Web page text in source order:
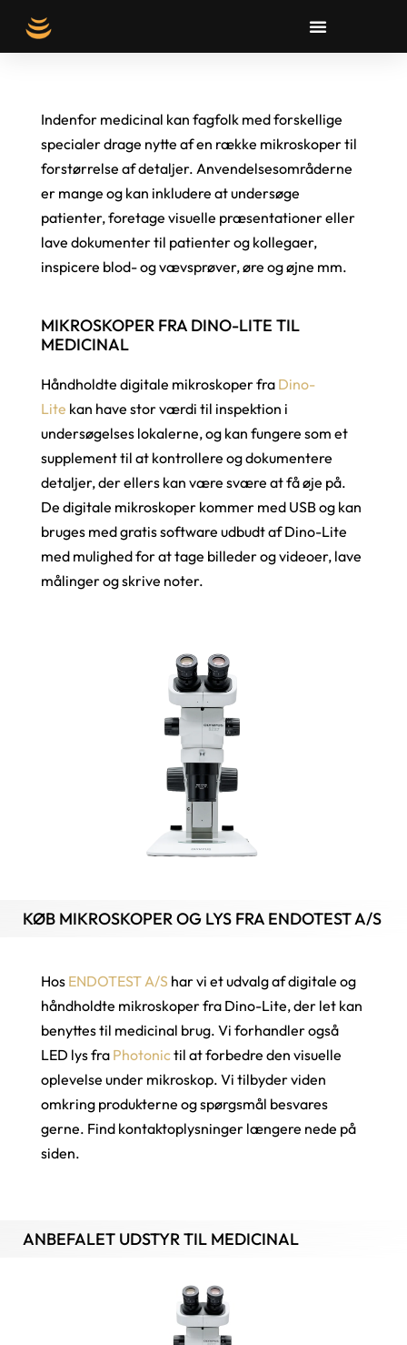
Indenfor medicinal kan fagfolk med forskellige
specialer drage nytte af en række mikroskoper til
forstørrelse af detaljer. Anvendelsesområderne
er mange og kan inkludere at undersøge
patienter, foretage visuelle præsentationer eller
lave dokumenter til patienter og kollegaer,
inspicere blod- og vævsprøver, øre og øjne mm.
MIKROSKOPER FRA DINO-LITE TIL
MEDICINAL
Håndholdte digitale mikroskoper fra Dino-
Lite kan have stor værdi til inspektion i
undersøgelses lokalerne, og kan fungere som et
supplement til at kontrollere og dokumentere
detaljer, der ellers kan være svære at få øje på.
De digitale mikroskoper kommer med USB og kan
bruges med gratis software udbudt af Dino-Lite
med mulighed for at tage billeder og videoer, lave
målinger og skrive noter.
KØB MIKROSKOPER OG LYS FRA ENDOTEST A/S
Hos ENDOTEST A/S har vi et udvalg af digitale og
håndholdte mikroskoper fra Dino-Lite, der let kan
benyttes til medicinal brug. Vi forhandler også
LED lys fra Photonictil at forbedre den visuelle
oplevelse under mikroskop. Vi tilbyder viden
omkring produkterne og spørgsmål besvares
gerne. Find kontaktoplysninger længere nede på
siden.
ANBEFALET UDSTYR TIL MEDICINAL